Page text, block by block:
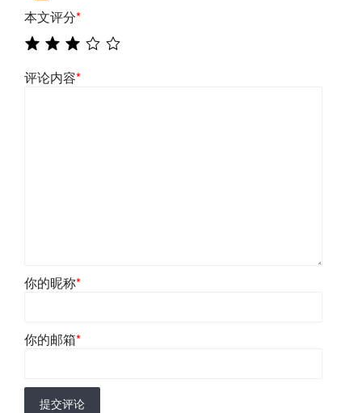
本文评分*
评论内容*
你的昵称*
你的邮箱*
提交评论